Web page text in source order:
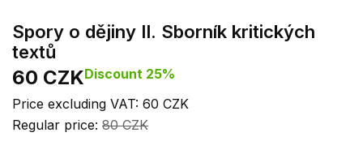
Spory o dějiny II. Sborník kritických
textů
60 CZKDiscount 25%
Price excluding VAT: 60 CZK
Regular price: 80 CZK